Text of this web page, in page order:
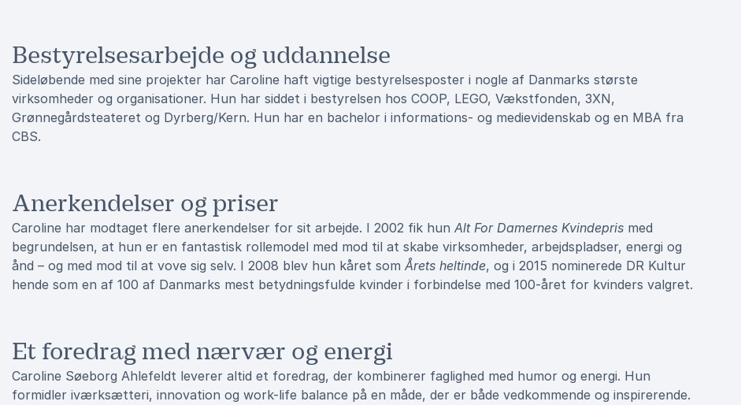
Bestyrelsesarbejde og uddannelse
Sideløbende med sine projekter har Caroline haft vigtige bestyrelsesposter i nogle af Danmarks største
virksomheder og organisationer. Hun har siddet i bestyrelsen hos COOP, LEGO, Vækstfonden, 3XN,
Grønnegårdsteateret og Dyrberg/Kern. Hun har en bachelor i informations- og medievidenskab og en MBA fra
CBS.
Anerkendelser og priser
Caroline har modtaget flere anerkendelser for sit arbejde. I 2002 fik hun Alt For Damernes Kvindepris med
begrundelsen, at hun er en fantastisk rollemodel med mod til at skabe virksomheder, arbejdspladser, energi og
ånd – og med mod til at vove sig selv. I 2008 blev hun kåret som Årets heltinde, og i 2015 nominerede DR Kultur
hende som en af 100 af Danmarks mest betydningsfulde kvinder i forbindelse med 100-året for kvinders valgret.
Et foredrag med nærvær og energi
Caroline Søeborg Ahlefeldt leverer altid et foredrag, der kombinerer faglighed med humor og energi. Hun
formidler iværksætteri, innovation og work-life balance på en måde, der er både vedkommende og inspirerende.